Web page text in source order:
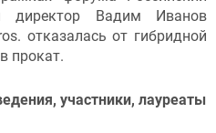
директор Вадим Иванов
отказалась от гибридной
прокат.
участники, лауреаты